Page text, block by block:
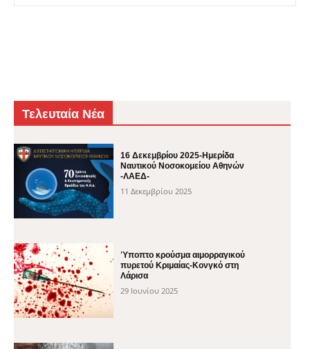
Τελευταία Νέα
16 Δεκεμβρίου 2025-Ημερίδα
Ναυτικού Νοσοκομείου Αθηνών
-ΛΑΕΔ-
11 Δεκεμβρίου 2025
Ύποπτο κρούσμα αιμορραγικού
πυρετού Κριμαίας-Κονγκό στη
Λάρισα
29 Ιουνίου 2025